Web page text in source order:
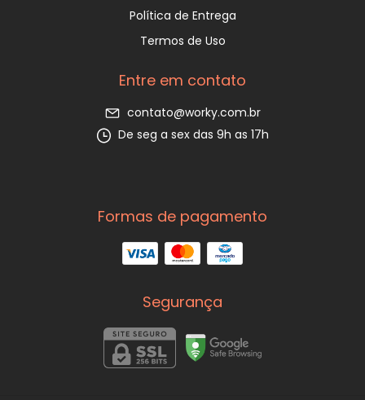
Política de Entrega
Termos de Uso
Entre em contato
contato@worky.com.br
De seg a sex das 9h as 17h
Formas de pagamento
Segurança